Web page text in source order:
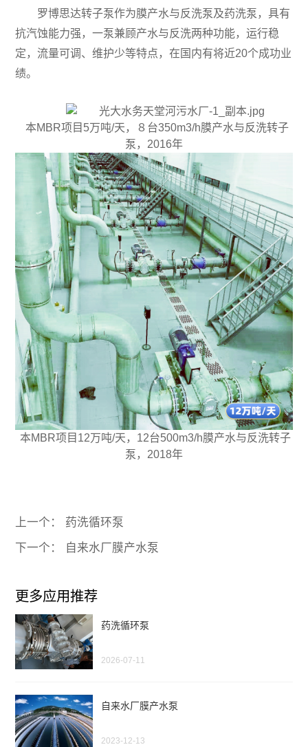
罗博思达转子泵作为膜产水与反洗泵及药洗泵，具有
抗汽蚀能力强，一泵兼顾产水与反洗两种功能，运行稳
定，流量可调、维护少等特点，在国内有将近20个成功业
绩。
本MBR项目5万吨/天，８台350m3/h膜产水与反洗转子
泵，2016年
本MBR项目12万吨/天，12台500m3/h膜产水与反洗转子
泵，2018年
上一个： 药洗循环泵
下一个： 自来水厂膜产水泵
更多应用推荐
药洗循环泵
2026-07-11
自来水厂膜产水泵
2023-12-13